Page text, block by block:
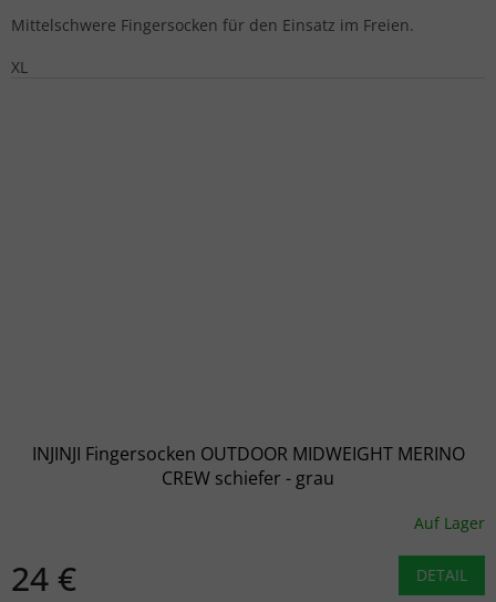
Mittelschwere Fingersocken für den Einsatz im Freien.
XL
INJINJI Fingersocken OUTDOOR MIDWEIGHT MERINO
CREW schiefer - grau
Auf Lager
24 € DETAIL